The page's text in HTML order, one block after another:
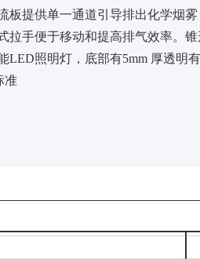
板提供单一通道引导排出化学烟
拉手便于移动和提高排气效率。
LED照明灯，底部有5mm 厚透明
准